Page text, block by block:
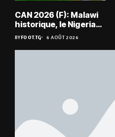
CAN 2026 (F): Malawi
historique, le Nigeria
sauvé, la Zambie
éliminée
BYFOOT.TG 6 AOÛT 2026